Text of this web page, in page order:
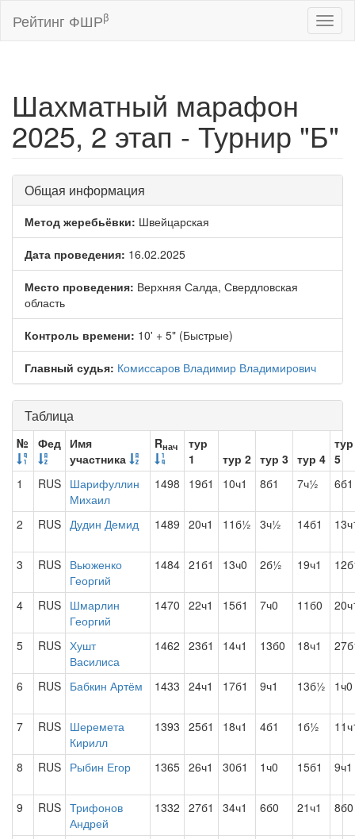
Рейтинг ФШРβ
Шахматный марафон
2025, 2 этап - Турнир "Б"
Общая информация
Метод жеребьёвки: Швейцарская
Дата проведения: 16.02.2025
Место проведения: Верхняя Салда, Свердловская
область
Контроль времени: 10' + 5" (Быстрые)
Главный судья: Комиссаров Владимир Владимирович
Таблица
№ Фед Имя
участника
Rнач
тур
1
тур 2 тур 3 тур 4
тур
5
1
RUS Шарифуллин
Михаил
1498 19б1 10ч1 8б1 7ч½ 6б1
2 RUS Дудин Демид 1489 20ч1 11б½ 3ч½ 14б1
3 RUS Вьюженко
Георгий
1484 21б1 13ч0 2б½ 19ч1
4 RUS Шмарлин
Георгий
1470 22ч1 15б1 7ч0 11б0
5 RUS Хушт
Василиса
1462 23б1 14ч1 13б0 18ч1
6 RUS Бабкин Артём 1433 24ч1 17б1 9ч1 13б½ 1ч0
7 RUS Шеремета
Кирилл
1393 25б1 18ч1 4б1 1б½
8 RUS Рыбин Егор 1365 26ч1 30б1 1ч0 15б1 9ч1
9 RUS Трифонов
Андрей
1332 27б1 34ч1 6б0 21ч1 8б0